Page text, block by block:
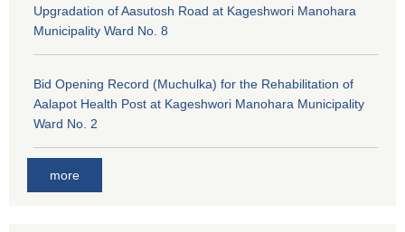
Upgradation of Aasutosh Road at Kageshwori Manohara
Municipality Ward No. 8
Bid Opening Record (Muchulka) for the Rehabilitation of
Aalapot Health Post at Kageshwori Manohara Municipality
Ward No. 2
more